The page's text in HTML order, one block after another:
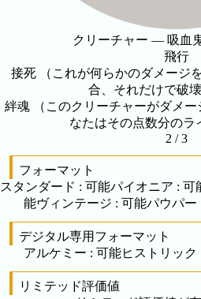
クリーチャー — 吸血
飛行
接死 （これが何らかのダメージ
合、それだけで破壊
絆魂 （このクリーチャーがダメ
なたはその点数分のラ
2 / 3
フォーマット
スタンダード : 可能パイオニア : 可
能ヴィンテージ : 可能パウパー
デジタル専用フォーマット
アルケミー : 可能ヒストリック
リミテッド評価値